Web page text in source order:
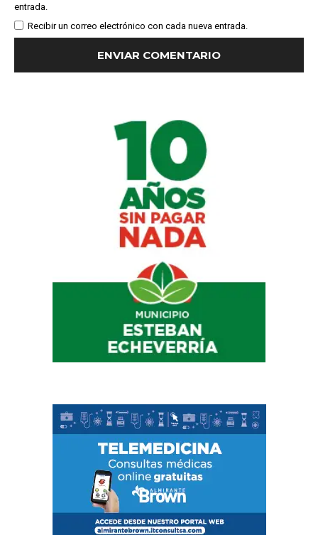
entrada.
Recibir un correo electrónico con cada nueva entrada.